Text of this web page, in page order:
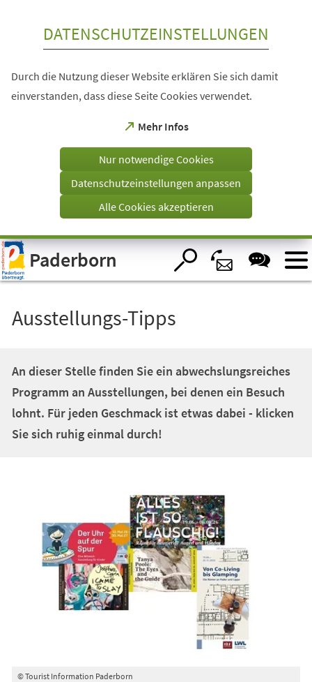
Visuelle
Assistenzsoftware
öffnen.
DATENSCHUTZEINSTELLUNGEN
Durch die Nutzung dieser Website erklären Sie sich damit
einverstanden, dass diese Seite Cookies verwendet.
Mehr Infos
(Öffnet
einem
Tab)
Nur notwendige Cookies
Datenschutzeinstellungen anpassen
Alle Cookies akzeptieren
Paderborn
Ausstellungs-Tipps
An dieser Stelle finden Sie ein abwechslungsreiches
Programm an Ausstellungen, bei denen ein Besuch
lohnt. Für jeden Geschmack ist etwas dabei - klicken
Sie sich ruhig einmal durch!
© Tourist Information Paderborn